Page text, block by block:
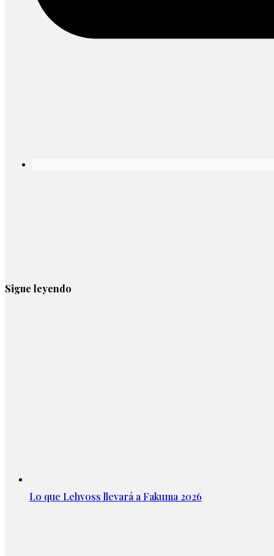
Sigue leyendo
Lo que Lehvoss llevará a Fakuma 2026